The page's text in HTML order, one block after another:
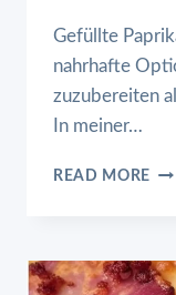
Gefüllte
nahrhafte
zuzubereiten
In meiner…
READ MORE